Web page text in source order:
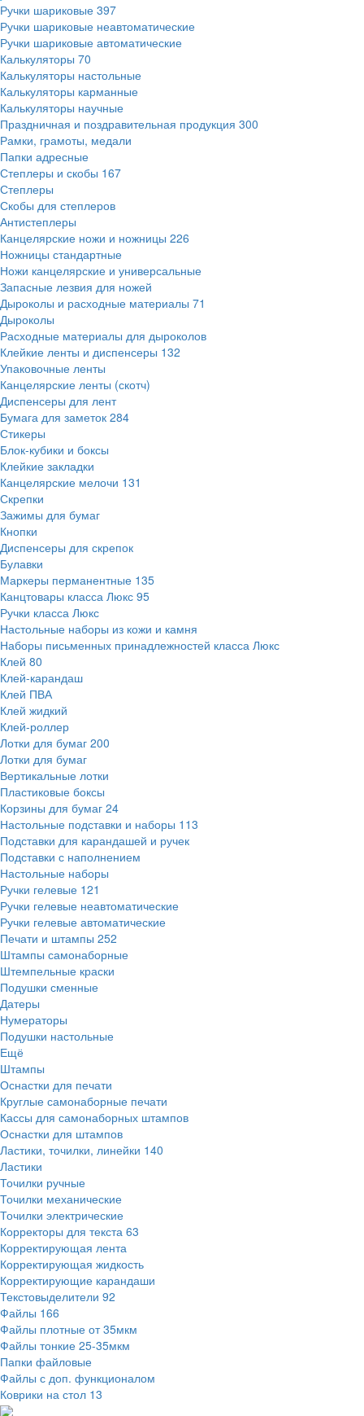
Ручки шариковые 397
Ручки шариковые неавтоматические
Ручки шариковые автоматические
Калькуляторы 70
Калькуляторы настольные
Калькуляторы карманные
Калькуляторы научные
Праздничная и поздравительная продукция 300
Рамки, грамоты, медали
Папки адресные
Степлеры и скобы 167
Степлеры
Скобы для степлеров
Антистеплеры
Канцелярские ножи и ножницы 226
Ножницы стандартные
Ножи канцелярские и универсальные
Запасные лезвия для ножей
Дыроколы и расходные материалы 71
Дыроколы
Расходные материалы для дыроколов
Клейкие ленты и диспенсеры 132
Упаковочные ленты
Канцелярские ленты (скотч)
Диспенсеры для лент
Бумага для заметок 284
Стикеры
Блок-кубики и боксы
Клейкие закладки
Канцелярские мелочи 131
Скрепки
Зажимы для бумаг
Кнопки
Диспенсеры для скрепок
Булавки
Маркеры перманентные 135
Канцтовары класса Люкс 95
Ручки класса Люкс
Настольные наборы из кожи и камня
Наборы письменных принадлежностей класса Люкс
Клей 80
Клей-карандаш
Клей ПВА
Клей жидкий
Клей-роллер
Лотки для бумаг 200
Лотки для бумаг
Вертикальные лотки
Пластиковые боксы
Корзины для бумаг 24
Настольные подставки и наборы 113
Подставки для карандашей и ручек
Подставки с наполнением
Настольные наборы
Ручки гелевые 121
Ручки гелевые неавтоматические
Ручки гелевые автоматические
Печати и штампы 252
Штампы самонаборные
Штемпельные краски
Подушки сменные
Датеры
Нумераторы
Подушки настольные
Ещё
Штампы
Оснастки для печати
Круглые самонаборные печати
Кассы для самонаборных штампов
Оснастки для штампов
Ластики, точилки, линейки 140
Ластики
Точилки ручные
Точилки механические
Точилки электрические
Корректоры для текста 63
Корректирующая лента
Корректирующая жидкость
Корректирующие карандаши
Текстовыделители 92
Файлы 166
Файлы плотные от 35мкм
Файлы тонкие 25-35мкм
Папки файловые
Файлы с доп. функционалом
Коврики на стол 13